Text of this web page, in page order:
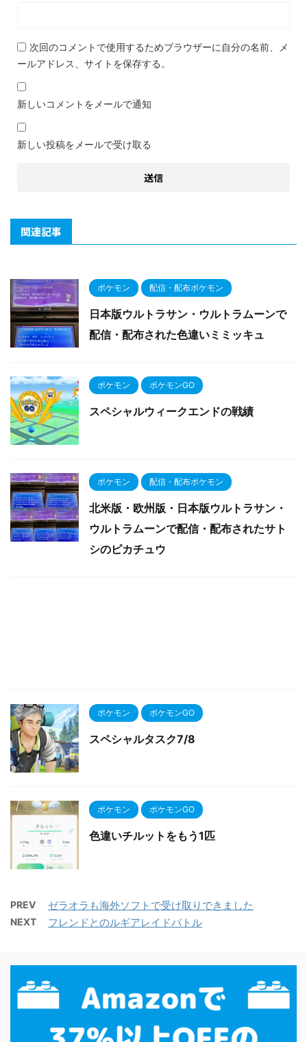
次回のコメントで使用するためブラウザーに自分の名前、メ
ールアドレス、サイトを保存する。
新しいコメントをメールで通知
新しい投稿をメールで受け取る
関連記事
ポケモン 配信・配布ポケモン
日本版ウルトラサン・ウルトラムーンで
配信・配布された色違いミミッキュ
ポケモン ポケモンGO
スペシャルウィークエンドの戦績
ポケモン 配信・配布ポケモン
北米版・欧州版・日本版ウルトラサン・
ウルトラムーンで配信・配布されたサト
シのピカチュウ
ポケモン ポケモンGO
スペシャルタスク7/8
ポケモン ポケモンGO
色違いチルットをもう1匹
PREV ゼラオラも海外ソフトで受け取りできました
NEXT フレンドとのルギアレイドバトル